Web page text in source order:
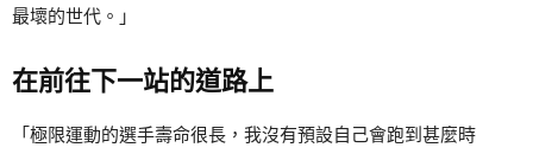
最壞的世代。」
在前往下一站的道路上
「極限運動的選手壽命很長，我沒有預設自己會跑到甚麼時